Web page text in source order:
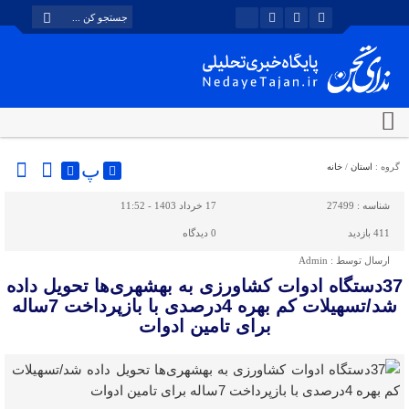
گروه : استان / خانه پ
شناسه : 27499 17 خرداد 1403 - 11:52
411 بازدید 0 دیدگاه
ارسال توسط : Admin
37دستگاه ادوات کشاورزی به بهشهری‌ها تحویل داده
شد/تسهیلات کم بهره 4درصدی با بازپرداخت 7ساله
برای تامین ادوات